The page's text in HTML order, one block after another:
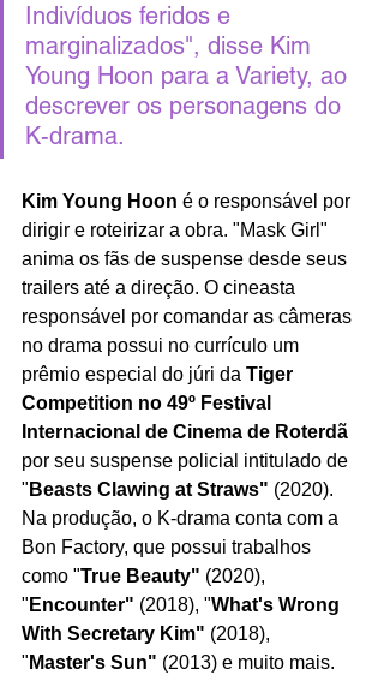
Indivíduos feridos e
marginalizados", disse Kim
Young Hoon para a Variety, ao
descrever os personagens do
K-drama.
Kim Young Hoon é o responsável por
dirigir e roteirizar a obra. "Mask Girl"
anima os fãs de suspense desde seus
trailers até a direção. O cineasta
responsável por comandar as câmeras
no drama possui no currículo um
prêmio especial do júri da Tiger
Competition no 49º Festival
Internacional de Cinema de Roterdã
por seu suspense policial intitulado de
" Beasts Clawing at Straws" (2020).
Na produção, o K-drama conta com a
Bon Factory, que possui trabalhos
como "True Beauty" (2020),
" Encounter" (2018), "What's Wrong
With Secretary Kim" (2018),
" Master's Sun" (2013) e muito mais.